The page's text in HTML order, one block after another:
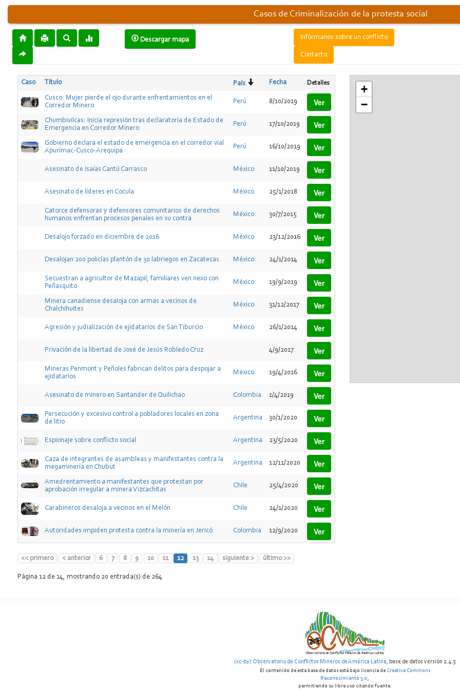
Casos de Criminalización de la protesta social
Descargar mapa Infórmanos sobre un conflicto
Contacto
Caso Título País Fecha Detalles
Cusco: Mujer pierde el ojo durante enfrentamientos en el
Corredor Minero
Perú 8/10/2019 Ver
Chumbivilcas: Inicia represión tras declaratoria de Estado de
Emergencia en Corredor Minero
Perú 17/10/2019 Ver
Gobierno declara el estado de emergencia en el corredor vial
Apurímac-Cusco-Arequipa
Perú 16/10/2019 Ver
Asesinato de Isaías Cantú Carrasco México 11/10/2019 Ver
Asesinato de líderes en Cocula México 25/1/2018 Ver
Catorce defensoras y defensores comunitarios de derechos
humanos enfrentan procesos penales en su contra
México 30/7/2015 Ver
Desalojo forzado en diciembre de 2016 México 23/12/2016 Ver
Desalojan 200 policías plantón de 30 labriegos en Zacatecas México 24/1/2014 Ver
Secuestran a agricultor de Mazapil; familiares ven nexo con
Peñasquito
México 19/9/2019 Ver
Minera canadiense desaloja con armas a vecinos de
Chalchihuites
México 31/12/2017 Ver
Agresión y judialización de ejidatarios de San Tiburcio México 26/1/2014 Ver
Privación de la libertad de José de Jesús Robledo Cruz 4/9/2017 Ver
Mineras Penmont y Peñoles fabrican delitos para despojar a
ejidatarios
México 19/4/2016 Ver
Asesinato de minero en Santander de Quilichao Colombia 1/4/2019 Ver
Persecución y excesivo control a pobladores locales en zona
de litio
Argentina 30/1/2020 Ver
Espionaje sobre conflicto social Argentina 23/5/2020 Ver
Caza de integrantes de asambleas y manifestantes contra la
megaminería en Chubut
Argentina 12/11/2020 Ver
Amedrentamiento a manifestantes que protestan por
aprobación irregular a minera Vizcachitas
Chile 25/4/2020 Ver
Carabineros desaloja a vecinos en el Melón Chile 24/1/2020 Ver
Autoridades impiden protesta contra la minería en Jericó Colombia 12/9/2020 Ver
<< primero < anterior 6 7 8 9 10 11 12 13 14 siguiente > último >>
Página 12 de 14, mostrando 20 entrada(s) de 264
+
−
(cc-by) Observatorio de Conflictos Mineros de América Latina, base de datos versión 2.4.5
El contenido de esta base de datos está bajo licencia de Creative Commons
Reconocimiento 3.0,
permitiendo su libre uso citando fuente.